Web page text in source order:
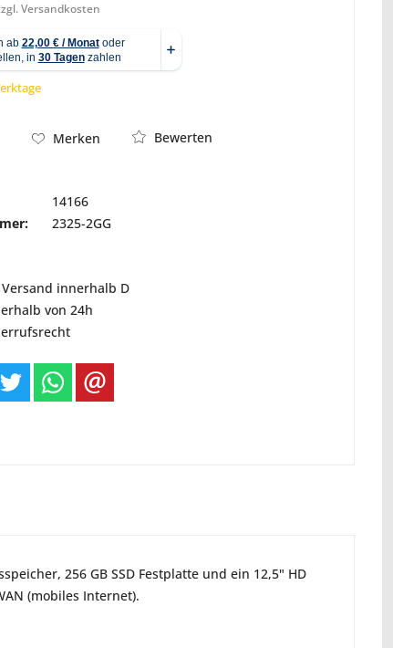
Versandkosten
Merken
Bewerten
14166
2325-2GG
innerhalb D
von 24h
256 GB SSD Festplatte und ein 12,5" HD
(mobiles Internet).